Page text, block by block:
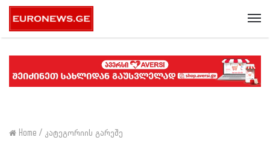
Home / კატეგორიის გარეშე